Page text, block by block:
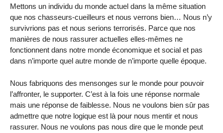
Mettons un individu du monde actuel dans la même situation
que nos chasseurs-cueilleurs et nous verrons bien… Nous n’y
survivrions pas et nous serions terrorisés. Parce que nos
manières de nous rassurer actuelles elles-mêmes ne
fonctionnent dans notre monde économique et social et pas
dans n’importe quel autre monde de n’importe quelle époque.
Nous fabriquons des mensonges sur le monde pour pouvoir
l’affronter, le supporter. C’est à la fois une réponse normale
mais une réponse de faiblesse. Nous ne voulons bien sûr pas
admettre que notre logique est là pour nous mentir et nous
rassurer. Nous ne voulons pas nous dire que le monde peut